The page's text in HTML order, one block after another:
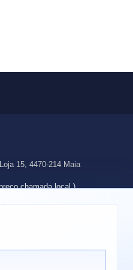
15, 4470-214 Maia
chamada local )